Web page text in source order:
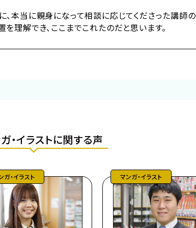
、本当に親身になって相談に応じてくださった講師の
理解でき、ここまでこれたのだと思います。
・イラストに関する声
ガ・イラスト マンガ・イラスト